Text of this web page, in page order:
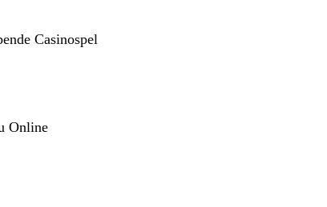
Casinospel
Online